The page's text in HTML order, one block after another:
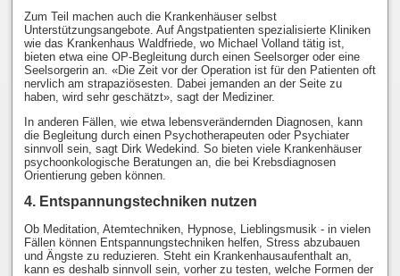
Zum Teil machen auch die Krankenhäuser selbst
Unterstützungsangebote. Auf Angstpatienten spezialisierte Kliniken
wie das Krankenhaus Waldfriede, wo Michael Volland tätig ist,
bieten etwa eine OP-Begleitung durch einen Seelsorger oder eine
Seelsorgerin an. «Die Zeit vor der Operation ist für den Patienten oft
nervlich am strapaziösesten. Dabei jemanden an der Seite zu
haben, wird sehr geschätzt», sagt der Mediziner.
In anderen Fällen, wie etwa lebensverändernden Diagnosen, kann
die Begleitung durch einen Psychotherapeuten oder Psychiater
sinnvoll sein, sagt Dirk Wedekind. So bieten viele Krankenhäuser
psychoonkologische Beratungen an, die bei Krebsdiagnosen
Orientierung geben können.
4. Entspannungstechniken nutzen
Ob Meditation, Atemtechniken, Hypnose, Lieblingsmusik - in vielen
Fällen können Entspannungstechniken helfen, Stress abzubauen
und Ängste zu reduzieren. Steht ein Krankenhausaufenthalt an,
kann es deshalb sinnvoll sein, vorher zu testen, welche Formen der